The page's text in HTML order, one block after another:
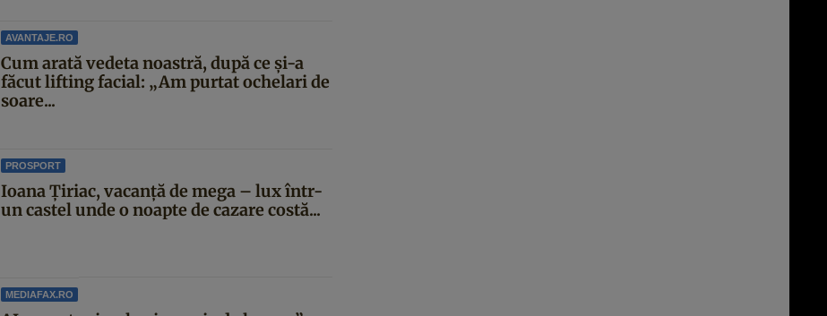
AVANTAJE.RO
Cum arată vedeta noastră, după ce și-a
făcut lifting facial: „Am purtat ochelari de
soare...
PROSPORT
Ioana Țiriac, vacanță de mega – lux într-
un castel unde o noapte de cazare costă...
MEDIAFAX.RO